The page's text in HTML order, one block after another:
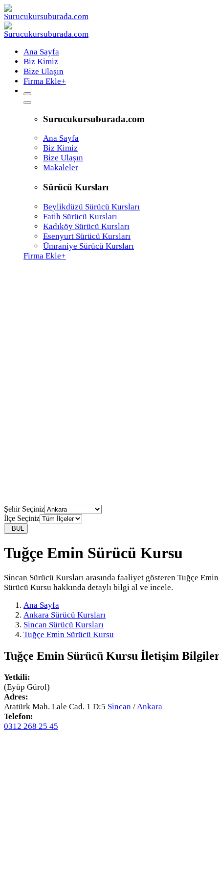
Ana Sayfa
Biz Kimiz
Bize Ulaşın
Firma Ekle+
Surucukursuburada.com
Ana Sayfa
Biz Kimiz
Bize Ulaşın
Makaleler
Sürücü Kursları
Beylikdüzü Sürücü Kursları
Fatih Sürücü Kursları
Kadıköy Sürücü Kursları
Esenyurt Sürücü Kursları
Ümraniye Sürücü Kursları
Firma Ekle+
Şehir Seçiniz
İlçe Seçiniz
BUL
Tuğçe Emin Sürücü Kursu
Sincan Sürücü Kursları arasında faaliyet gösteren Tuğçe Emin
Sürücü Kursu hakkında detaylı bilgi al ve incele.
Ana Sayfa
Ankara Sürücü Kursları
Sincan Sürücü Kursları
Tuğçe Emin Sürücü Kursu
Tuğçe Emin Sürücü Kursu İletişim
Yetkili:
(Eyüp Gürol)
Adres:
Atatürk Mah. Lale Cad. 1 D:5 Sincan / Ankara
Telefon:
0312 268 25 45